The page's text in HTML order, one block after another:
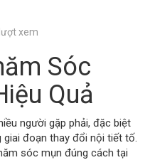
xem
Sóc
Quả
người gặp phải, đặc biệt
đoạn thay đổi nội tiết tố.
sóc mụn đúng cách tại